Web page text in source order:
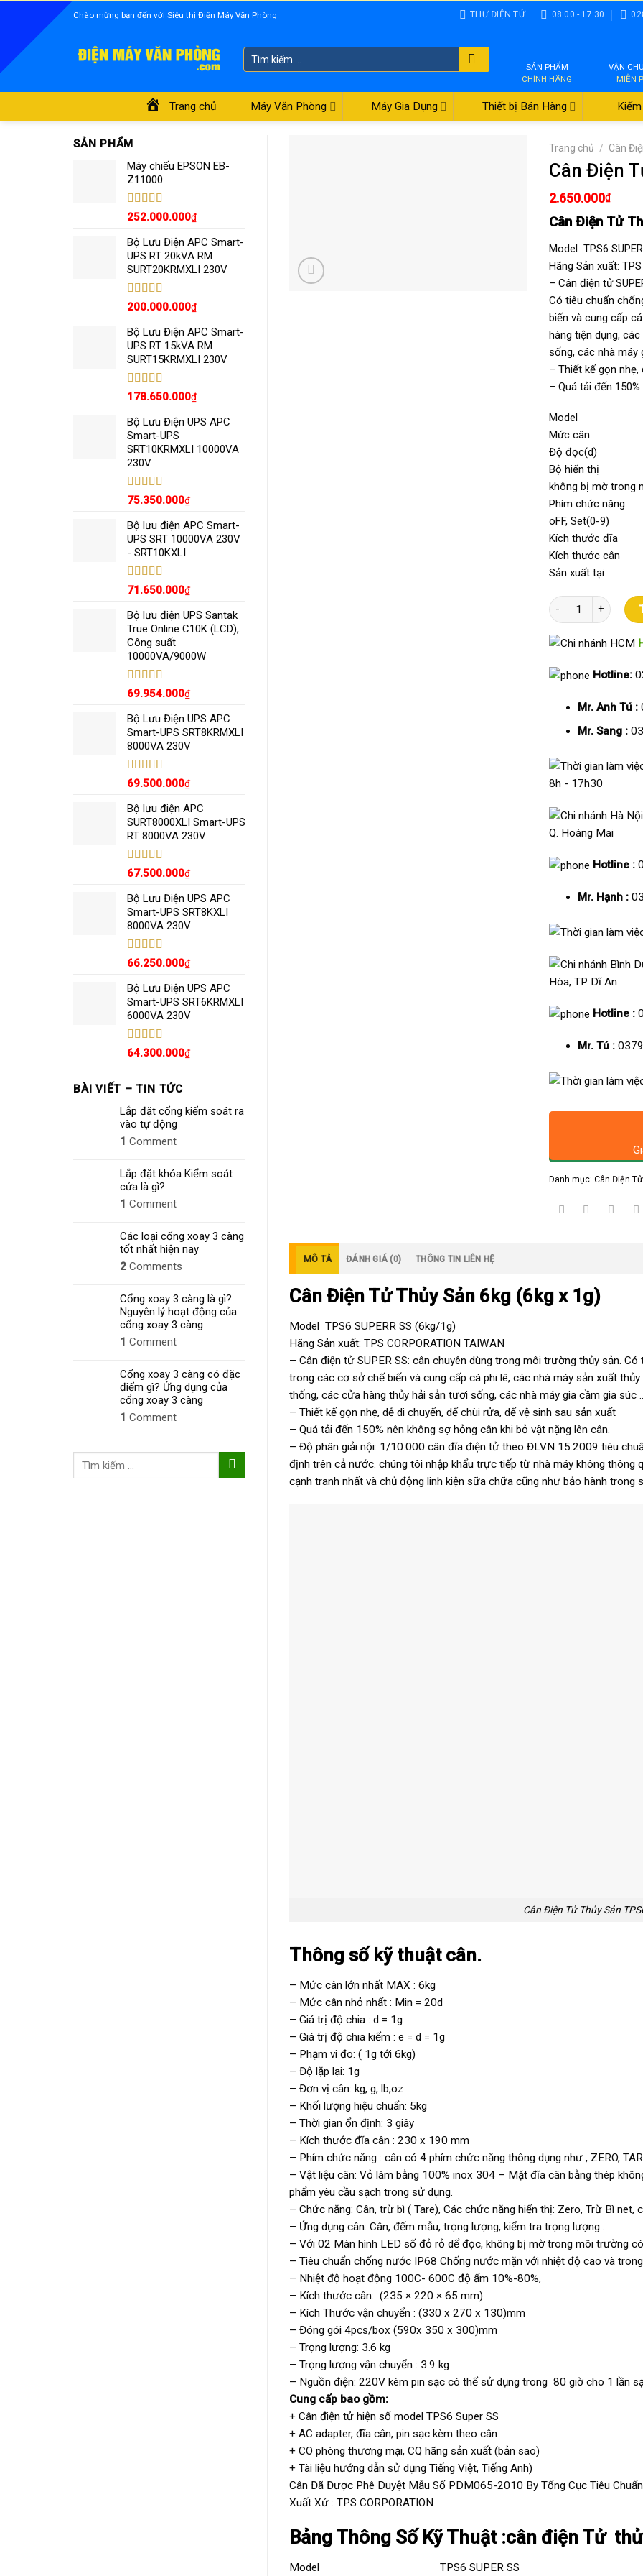
content
Chào mừng bạn đến với Siêu thị Điện Máy Văn Phòng THƯ ĐIỆN TỬ 08:00 - 17:30
Tìm
kiếm:
SẢN PHẨM
CHÍNH HÃNG
VẬN
MIỄN
Trang chủ Máy Văn Phòng Máy Gia Dụng Thiết bị Bán Hàng
SẢN PHẨM
Máy chiếu EPSON EB-
Z11000
Được xếp
sao
252.000.000₫
Bộ Lưu Điện APC Smart-
UPS RT 20kVA RM
SURT20KRMXLI 230V
Được xếp
5 sao
200.000.000₫
Bộ Lưu Điện APC Smart-
UPS RT 15kVA RM
SURT15KRMXLI 230V
Được xếp
sao
178.650.000₫
Bộ Lưu Điện UPS APC
Smart-UPS
SRT10KRMXLI 10000VA
230V
Được xếp
sao
75.350.000₫
Bộ lưu điện APC Smart-
UPS SRT 10000VA 230V
- SRT10KXLI
Được xếp
sao
71.650.000₫
Bộ lưu điện UPS Santak
True Online C10K (LCD),
Công suất
10000VA/9000W
Được xếp
sao
69.954.000₫
Bộ Lưu Điện UPS APC
Smart-UPS SRT8KRMXLI
8000VA 230V
Được xếp
sao
69.500.000₫
Bộ lưu điện APC
SURT8000XLI Smart-UPS
RT 8000VA 230V
Được xếp
sao
67.500.000₫
Bộ Lưu Điện UPS APC
Smart-UPS SRT8KXLI
8000VA 230V
Được xếp
sao
66.250.000₫
Bộ Lưu Điện UPS APC
Smart-UPS SRT6KRMXLI
6000VA 230V
Được xếp
64.300.000₫
BÀI VIẾT – TIN TỨC
Lắp đặt cổng kiểm soát ra
vào tự động
1 Comment
Lắp đặt khóa Kiểm soát
cửa là gì?
1 Comment
Các loại cổng xoay 3 càng
tốt nhất hiện nay
2 Comments
Cổng xoay 3 càng là gì?
Nguyên lý hoạt động của
cổng xoay 3 càng
1 Comment
Cổng xoay 3 càng có đặc
điểm gì? Ứng dụng của
cổng xoay 3 càng
1 Comment
Tìm
Trang chủ / Cân
Cân Điện
2.650.000₫
Cân Điện Tử
Model TPS6
Hãng Sản xuất:
– Cân điện tử
Có tiêu chuẩn
biến và cung cấp
hàng tiện dụng,
sống, các nhà máy
– Thiết kế gọn nhẹ,
– Quá tải đến
Model
Mức
Độ
Bộ hiển thị
không bị mờ trong
Phím chức
oFF, Set(0-9)
Kích thước
Kích thước
Sản xuất
Cân Điện Tử Thủy
Hotline:
Mr. Anh Tú :
Mr. Sang :
8h - 17h30
Q. Hoàng Mai
Hotline :
Mr. Hạnh :
Hòa, TP Dĩ An
Hotline :
Mr. Tú :
Danh mục:Cân Điện Tử
MÔ TẢ ĐÁNH GIÁ (0) THÔNG TIN LIÊN HỆ
Cân Điện Tử Thủy Sản 6kg (6kg x 1g)
Model TPS6 SUPERR SS (6kg/1g)
Hãng Sản xuất: TPS CORPORATION TAIWAN
– Cân điện tử SUPER SS: cân chuyên dùng trong môi trường thủy sản.
trong các cơ sở chế biến và cung cấp cá phi lê, các nhà máy sản xuất
thống, các cửa hàng thủy hải sản tươi sống, các nhà máy gia cầm gia súc
– Thiết kế gọn nhẹ, dễ di chuyển, dể chùi rửa, dể vệ sinh sau sản xuất
– Quá tải đến 150% nên không sợ hỏng cân khi bỏ vật nặng lên cân.
– Độ phân giải nội: 1/10.000 cân đĩa điện tử theo ĐLVN 15:2009 tiêu
định trên cả nước. chúng tôi nhập khẩu trực tiếp từ nhà máy không thông
cạnh tranh nhất và chủ động linh kiện sữa chữa cũng như bảo hành trong
Cân Điện Tử Thủy Sản
Thông số kỹ thuật cân.
– Mức cân lớn nhất MAX : 6kg
– Mức cân nhỏ nhất : Min = 20d
– Giá trị độ chia : d = 1g
– Giá trị độ chia kiểm : e = d = 1g
– Phạm vi đo: ( 1g tới 6kg)
– Độ lặp lại: 1g
– Đơn vị cân: kg, g, lb,oz
– Khối lượng hiệu chuẩn: 5kg
– Thời gian ổn định: 3 giây
– Kích thước đĩa cân : 230 x 190 mm
– Phím chức năng : cân có 4 phím chức năng thông dụng như , ZERO,
– Vật liệu cân: Vỏ làm bằng 100% inox 304 – Mặt đĩa cân bằng thép
phẩm yêu cầu sạch trong sử dụng.
– Chức năng: Cân, trừ bì ( Tare), Các chức năng hiển thị: Zero, Trừ Bì net,
– Ứng dụng cân: Cân, đếm mẫu, trọng lượng, kiểm tra trọng lượng..
– Với 02 Màn hình LED số đỏ rỏ dể đọc, không bị mờ trong môi trường
– Tiêu chuẩn chống nước IP68 Chống nước mặn với nhiệt độ cao và
– Nhiệt độ hoạt động 100C- 600C độ ẩm 10%-80%,
– Kích thước cân: (235 × 220 × 65 mm)
– Kích Thước vận chuyển : (330 x 270 x 130)mm
– Đóng gói 4pcs/box (590x 350 x 300)mm
– Trọng lượng: 3.6 kg
– Trọng lượng vận chuyển : 3.9 kg
– Nguồn điện: 220V kèm pin sạc có thể sử dụng trong 80 giờ cho 1 lần
Cung cấp bao gồm:
+ Cân điện tử hiện số model TPS6 Super SS
+ AC adapter, đĩa cân, pin sạc kèm theo cân
+ CO phòng thương mại, CQ hãng sản xuất (bản sao)
+ Tài liệu hướng dẫn sử dụng Tiếng Việt, Tiếng Anh)
Cân Đã Được Phê Duyệt Mẫu Số PDM065-2010 By Tổng Cục Tiêu
Xuất Xứ : TPS CORPORATION
Bảng Thông Số Kỹ Thuật :cân điện Tử
Model TPS6 SUPER SS